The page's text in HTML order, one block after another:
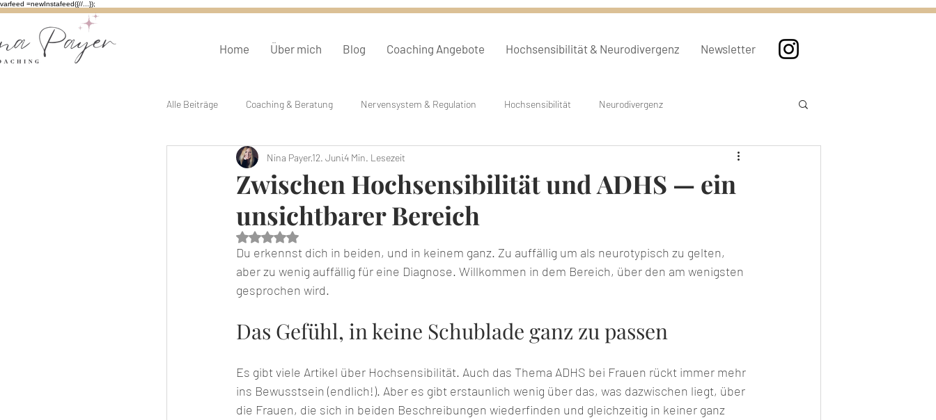
varfeed =newInstafeed({//...});
Home Über mich Blog Coaching Angebote Hochsensibilität & Neurodivergenz Newsletter
Alle Beiträge Coaching & Beratung Nervensystem & Regulation Hochsensibilität Neurodivergenz
Burnout & Erschöpfung Hypnose & Entspannung
Zwischen Hochsensibilität und ADHS — ein
unsichtbarer Bereich
Nina Payer12. Juni4 Min. Lesezeit
Mit NaN von 5 Sternen bewertet.
Du erkennst dich in beiden, und in keinem ganz. Zu auffällig um als neurotypisch zu gelten,
aber zu wenig auffällig für eine Diagnose. Willkommen in dem Bereich, über den am wenigsten
gesprochen wird.
Das Gefühl, in keine Schublade ganz zu passen
Es gibt viele Artikel über Hochsensibilität. Auch das Thema ADHS bei Frauen rückt immer mehr
ins Bewusstsein (endlich!). Aber es gibt erstaunlich wenig über das, was dazwischen liegt, über
die Frauen, die sich in beiden Beschreibungen wiederfinden und gleichzeitig in keiner ganz